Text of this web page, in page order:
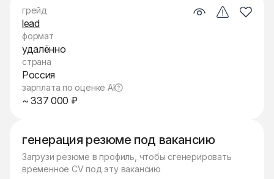
генерация резюме под вакансию
Загрузи резюме в профиль, чтобы сгенерировать
временное CV под эту вакансию
грейд
lead
формат
удалённо
страна
Россия
зарплата по оценке AI
~ 337 000 ₽